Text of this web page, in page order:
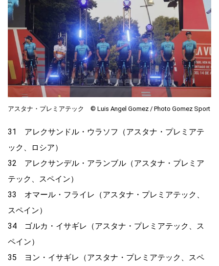
アスタナ・プレミアテック ©︎ Luis Angel Gomez / Photo Gomez Sport
31 アレクサンドル・ウラソフ（アスタナ・プレミアテ
ック、ロシア）
32 アレクサンデル・アランブル（アスタナ・プレミア
テック、スペイン）
33 オマール・フライレ（アスタナ・プレミアテック、
スペイン）
34 ゴルカ・イサギレ（アスタナ・プレミアテック、ス
ペイン）
35 ヨン・イサギレ（アスタナ・プレミアテック、スペ